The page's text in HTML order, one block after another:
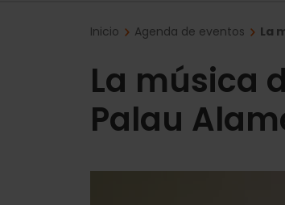
Inicio Agenda de eventos La
La música
Palau